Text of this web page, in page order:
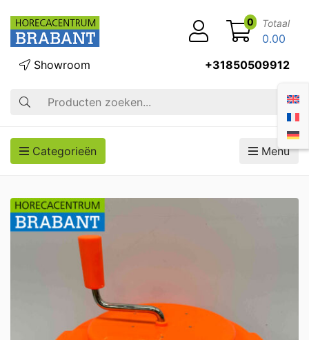
Zoek op
Showroom +31850509912
0 Totaal
0.00
Categorieën Menu